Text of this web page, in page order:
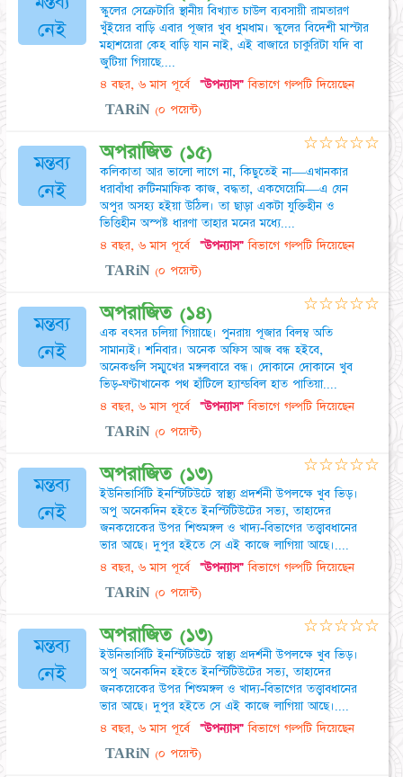
নেই
স্কুলের সেক্রেটারি স্থানীয় বিখ্যাত চাউল ব্যবসায়ী রামতারণ
খুঁইয়ের বাড়ি এবার পূজার খুব ধুমধাম। স্কুলের বিদেশী মাস্টার
মহাশয়েরা কেহ বাড়ি যান নাই, এই বাজারে চাকুরিটা যদি বা
জুটিয়া গিয়াছে....
৪ বছর, ৬ মাস পূর্বে "উপন্যাস"বিভাগে গল্পটি দিয়েছেন
TARiN(০ পয়েন্ট)
মন্তব্য
নেই
অপরাজিত (১৫)
কলিকাতা আর ভালো লাগে না, কিছুতেই না—এখানকার
ধরাবাঁধা রুটিনমাফিক কাজ, বদ্ধতা, একঘেয়েমি—এ যেন
অপুর অসহ্য হইয়া উঠিল। তা ছাড়া একটা যুক্তিহীন ও
ভিত্তিহীন অস্পষ্ট ধারণা তাহার মনের মধ্যে....
৪ বছর, ৬ মাস পূর্বে "উপন্যাস"বিভাগে গল্পটি দিয়েছেন
TARiN(০ পয়েন্ট)
☆☆☆☆☆
মন্তব্য
নেই
অপরাজিত (১৪)
এক বৎসর চলিয়া গিয়াছে। পুনরায় পূজার বিলম্ব অতি
সামান্যই। শনিবার। অনেক অফিস আজ বন্ধ হইবে,
অনেকগুলি সম্মুখের মঙ্গলবারে বন্ধ। দোকানে দোকানে খুব
ভিড়-ঘণ্টাখানেক পথ হাঁটিলে হ্যান্ডবিল হাত পাতিয়া....
৪ বছর, ৬ মাস পূর্বে "উপন্যাস"বিভাগে গল্পটি দিয়েছেন
TARiN(০ পয়েন্ট)
☆☆☆☆☆
মন্তব্য
নেই
অপরাজিত (১৩)
ইউনিভার্সিটি ইনস্টিটিউটে স্বাস্থ্য প্রদর্শনী উপলক্ষে খুব ভিড়।
অপু অনেকদিন হইতে ইনস্টিটিউটের সভ্য, তাহাদের
জনকয়েকের উপর শিশুমঙ্গল ও খাদ্য-বিভাগের তত্ত্বাবধানের
ভার আছে। দুপুর হইতে সে এই কাজে লাগিয়া আছে।....
৪ বছর, ৬ মাস পূর্বে "উপন্যাস"বিভাগে গল্পটি দিয়েছেন
TARiN(০ পয়েন্ট)
☆☆☆☆☆
মন্তব্য
নেই
অপরাজিত (১৩)
ইউনিভার্সিটি ইনস্টিটিউটে স্বাস্থ্য প্রদর্শনী উপলক্ষে খুব ভিড়।
অপু অনেকদিন হইতে ইনস্টিটিউটের সভ্য, তাহাদের
জনকয়েকের উপর শিশুমঙ্গল ও খাদ্য-বিভাগের তত্ত্বাবধানের
ভার আছে। দুপুর হইতে সে এই কাজে লাগিয়া আছে।....
৪ বছর, ৬ মাস পূর্বে "উপন্যাস"বিভাগে গল্পটি দিয়েছেন
TARiN(০ পয়েন্ট)
☆☆☆☆☆